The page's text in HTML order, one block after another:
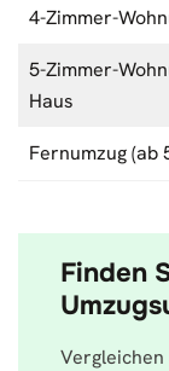
4-Zimmer-
5-Zimmer-
Haus
Fernumzug (ab
Finden
Vergleichen